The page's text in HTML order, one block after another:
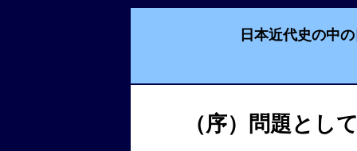
日本近代史の中
（序）問題とし